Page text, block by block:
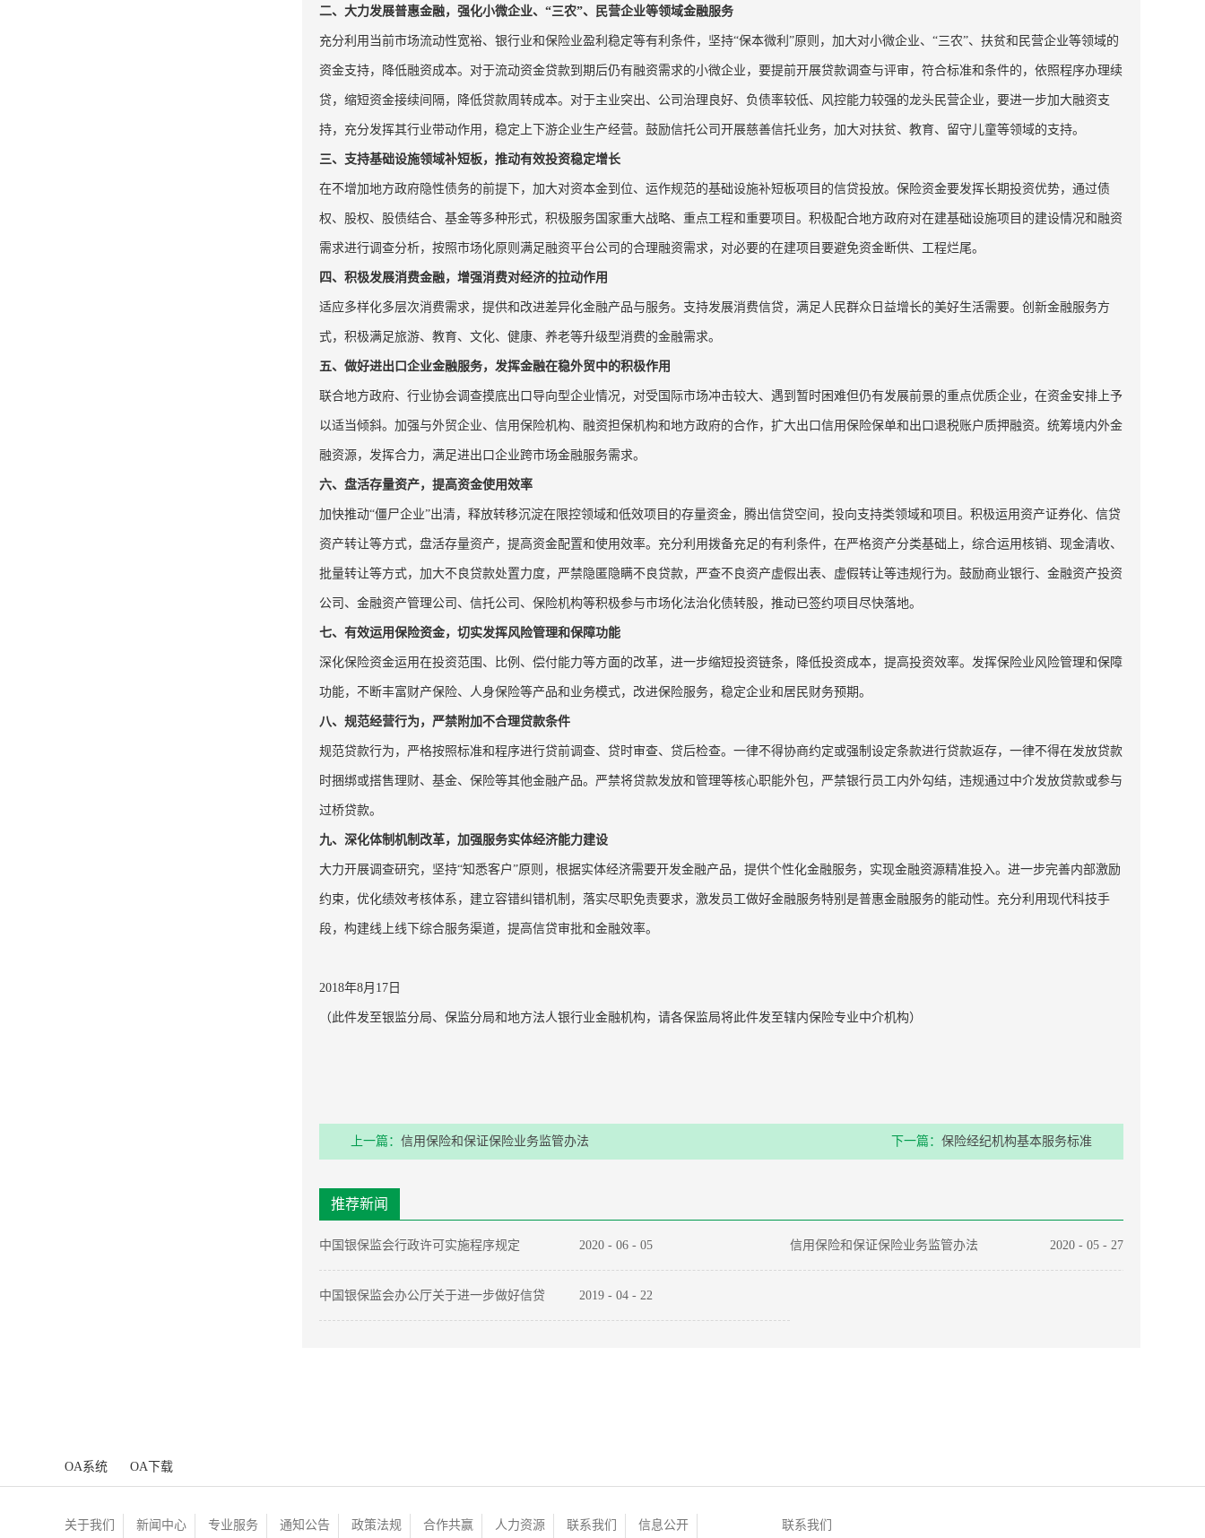
二、大力发展普惠金融，强化小微企业、“三农”、民营企业等领域金融服务
充分利用当前市场流动性宽裕、银行业和保险业盈利稳定等有利条件，坚持“保本微利”原则，加大对小微企业、“三农”、扶贫和民营企业等领域的
资金支持，降低融资成本。对于流动资金贷款到期后仍有融资需求的小微企业，要提前开展贷款调查与评审，符合标准和条件的，依照程序办理续
贷，缩短资金接续间隔，降低贷款周转成本。对于主业突出、公司治理良好、负债率较低、风控能力较强的龙头民营企业，要进一步加大融资支
持，充分发挥其行业带动作用，稳定上下游企业生产经营。鼓励信托公司开展慈善信托业务，加大对扶贫、教育、留守儿童等领域的支持。
三、支持基础设施领域补短板，推动有效投资稳定增长
在不增加地方政府隐性债务的前提下，加大对资本金到位、运作规范的基础设施补短板项目的信贷投放。保险资金要发挥长期投资优势，通过债
权、股权、股债结合、基金等多种形式，积极服务国家重大战略、重点工程和重要项目。积极配合地方政府对在建基础设施项目的建设情况和融资
需求进行调查分析，按照市场化原则满足融资平台公司的合理融资需求，对必要的在建项目要避免资金断供、工程烂尾。
四、积极发展消费金融，增强消费对经济的拉动作用
适应多样化多层次消费需求，提供和改进差异化金融产品与服务。支持发展消费信贷，满足人民群众日益增长的美好生活需要。创新金融服务方
式，积极满足旅游、教育、文化、健康、养老等升级型消费的金融需求。
五、做好进出口企业金融服务，发挥金融在稳外贸中的积极作用
联合地方政府、行业协会调查摸底出口导向型企业情况，对受国际市场冲击较大、遇到暂时困难但仍有发展前景的重点优质企业，在资金安排上予
以适当倾斜。加强与外贸企业、信用保险机构、融资担保机构和地方政府的合作，扩大出口信用保险保单和出口退税账户质押融资。统筹境内外金
融资源，发挥合力，满足进出口企业跨市场金融服务需求。
六、盘活存量资产，提高资金使用效率
加快推动“僵尸企业”出清，释放转移沉淀在限控领域和低效项目的存量资金，腾出信贷空间，投向支持类领域和项目。积极运用资产证券化、信贷
资产转让等方式，盘活存量资产，提高资金配置和使用效率。充分利用拨备充足的有利条件，在严格资产分类基础上，综合运用核销、现金清收、
批量转让等方式，加大不良贷款处置力度，严禁隐匿隐瞒不良贷款，严查不良资产虚假出表、虚假转让等违规行为。鼓励商业银行、金融资产投资
公司、金融资产管理公司、信托公司、保险机构等积极参与市场化法治化债转股，推动已签约项目尽快落地。
七、有效运用保险资金，切实发挥风险管理和保障功能
深化保险资金运用在投资范围、比例、偿付能力等方面的改革，进一步缩短投资链条，降低投资成本，提高投资效率。发挥保险业风险管理和保障
功能，不断丰富财产保险、人身保险等产品和业务模式，改进保险服务，稳定企业和居民财务预期。
八、规范经营行为，严禁附加不合理贷款条件
规范贷款行为，严格按照标准和程序进行贷前调查、贷时审查、贷后检查。一律不得协商约定或强制设定条款进行贷款返存，一律不得在发放贷款
时捆绑或搭售理财、基金、保险等其他金融产品。严禁将贷款发放和管理等核心职能外包，严禁银行员工内外勾结，违规通过中介发放贷款或参与
过桥贷款。
九、深化体制机制改革，加强服务实体经济能力建设
大力开展调查研究，坚持“知悉客户”原则，根据实体经济需要开发金融产品，提供个性化金融服务，实现金融资源精准投入。进一步完善内部激励
约束，优化绩效考核体系，建立容错纠错机制，落实尽职免责要求，激发员工做好金融服务特别是普惠金融服务的能动性。充分利用现代科技手
段，构建线上线下综合服务渠道，提高信贷审批和金融效率。
2018年8月17日
（此件发至银监分局、保监分局和地方法人银行业金融机构，请各保监局将此件发至辖内保险专业中介机构）
上一篇： 信用保险和保证保险业务监管办法 下一篇： 保险经纪机构基本服务标准
推荐新闻
中国银保监会行政许可实施程序规定 2020 - 06 - 05 信用保险和保证保险业务监管办法 2020 - 05 - 27
中国银保监会办公厅关于进一步做好信贷 2019 - 04 - 22
OA系统 OA下载
关于我们 新闻中心 专业服务 通知公告 政策法规 合作共赢 人力资源 联系我们 信息公开 联系我们